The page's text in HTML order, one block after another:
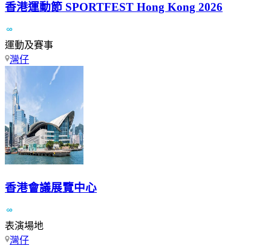
香港運動節 SPORTFEST Hong Kong 2026
運動及賽事
灣仔
香港會議展覽中心
表演場地
灣仔